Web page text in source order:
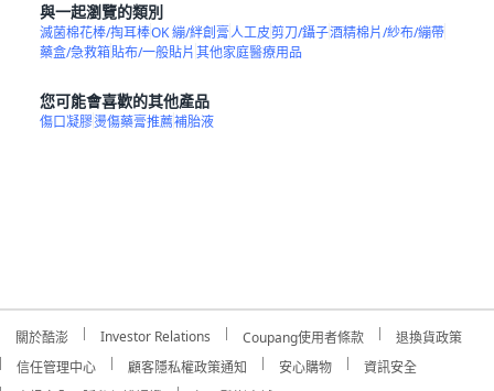
與一起瀏覽的類別
滅菌棉花棒/掏耳棒OK 繃/絆創膏人工皮剪刀/鑷子酒精棉片/紗布/繃帶
藥盒/急救箱貼布/一般貼片其他家庭醫療用品
您可能會喜歡的其他產品
傷口凝膠燙傷藥膏推薦補胎液
關於酷澎 Investor Relations Coupang使用者條款
退換貨政策
信任管理中心
顧客隱私權政策通知 安心購物
資訊安全